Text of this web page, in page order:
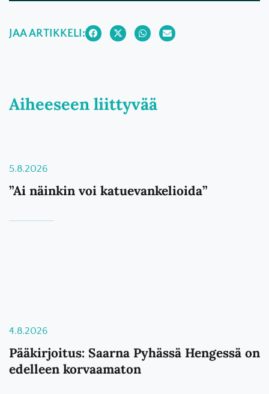
JAA ARTIKKELI:
Aiheeseen liittyvää
5.8.2026
”Ai näinkin voi katuevankelioida”
4.8.2026
Pääkirjoitus: Saarna Pyhässä Hengessä on
edelleen korvaamaton